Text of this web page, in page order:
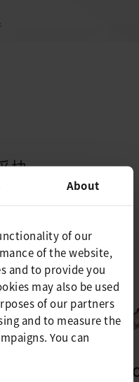
About
of our
of the website,
and to provide you
may also be used
of our partners
and to measure the
You can
协